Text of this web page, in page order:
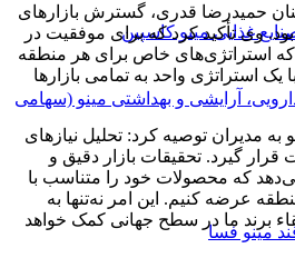
غذایی مینو کاسپین
آرایشی و بهداشتی مینو (سهامی
مینو فسا
حمیدرضا قدری، گسترش بازارهای
وی تأکید کرد که برای موفقیت در
که استراتژی‌های خاص برای هر منطقه
استراتژی واحد به تمامی بازارها
مدیران توصیه کرد: تحلیل نیازهای
قرار گیرد. تحقیقات بازار دقیق و
که محصولات خود را متناسب با
عرضه کنیم. این امر نه‌تنها به
برند ما در سطح جهانی کمک خواهد